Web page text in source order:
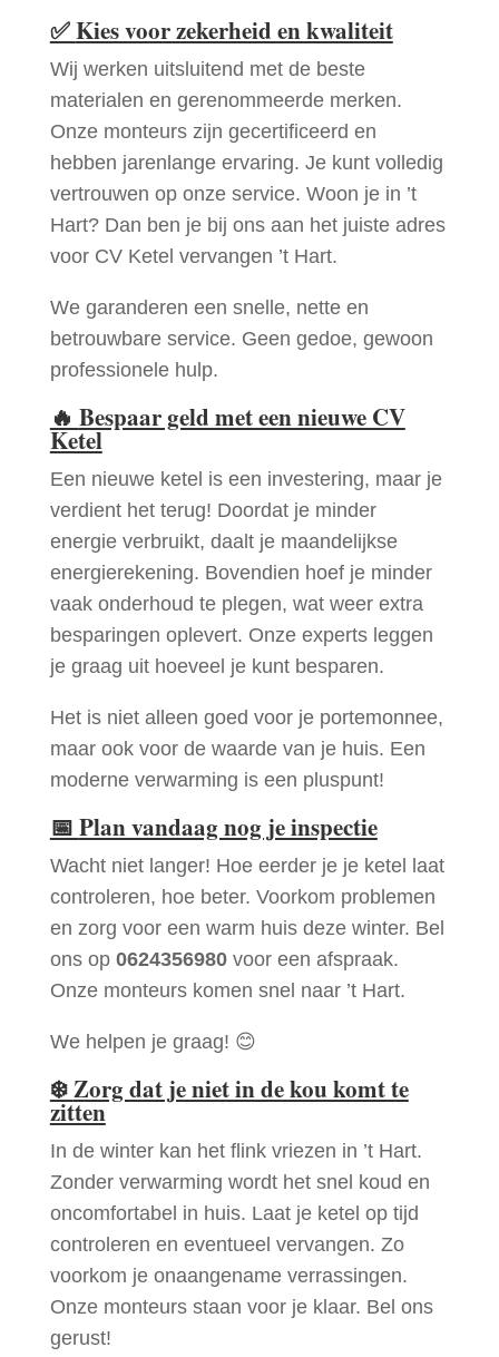
✅Kies voor zekerheid en kwaliteit
Wij werken uitsluitend met de beste
materialen en gerenommeerde merken.
Onze monteurs zijn gecertificeerd en
hebben jarenlange ervaring. Je kunt volledig
vertrouwen op onze service. Woon je in ’t
Hart? Dan ben je bij ons aan het juiste adres
voor CV Ketel vervangen ’t Hart.
We garanderen een snelle, nette en
betrouwbare service. Geen gedoe, gewoon
professionele hulp.
🔥 Bespaar geld met een nieuwe CV
Ketel
Een nieuwe ketel is een investering, maar je
verdient het terug! Doordat je minder
energie verbruikt, daalt je maandelijkse
energierekening. Bovendien hoef je minder
vaak onderhoud te plegen, wat weer extra
besparingen oplevert. Onze experts leggen
je graag uit hoeveel je kunt besparen.
Het is niet alleen goed voor je portemonnee,
maar ook voor de waarde van je huis. Een
moderne verwarming is een pluspunt!
📅 Plan vandaag nog je inspectie
Wacht niet langer! Hoe eerder je je ketel laat
controleren, hoe beter. Voorkom problemen
en zorg voor een warm huis deze winter. Bel
ons op 0624356980voor een afspraak.
Onze monteurs komen snel naar ’t Hart.
We helpen je graag! 😊
❄️Zorg dat je niet in de kou komt te
zitten
In de winter kan het flink vriezen in ’t Hart.
Zonder verwarming wordt het snel koud en
oncomfortabel in huis. Laat je ketel op tijd
controleren en eventueel vervangen. Zo
voorkom je onaangename verrassingen.
Onze monteurs staan voor je klaar. Bel ons
gerust!